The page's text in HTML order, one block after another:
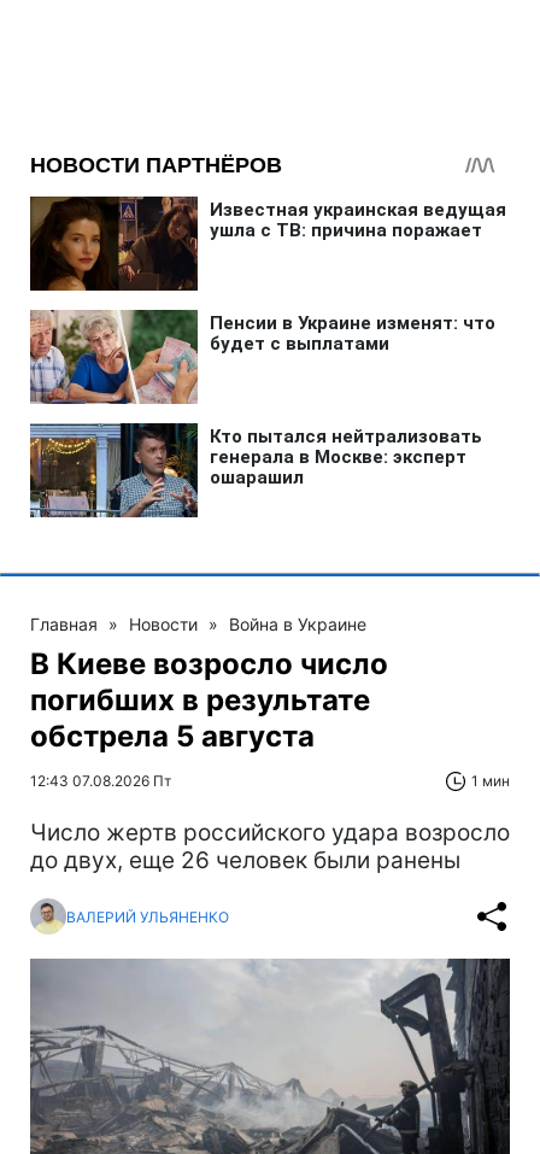
Главная » Новости » Война в Украине
В Киеве возросло число
погибших в результате
обстрела 5 августа
12:43 07.08.2026 Пт 1 мин
Число жертв российского удара возросло
до двух, еще 26 человек были ранены
ВАЛЕРИЙ УЛЬЯНЕНКО